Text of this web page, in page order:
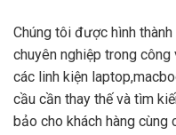
Chúng tôi được hình
chuyên nghiệp trong
các linh kiện
cầu cần thay thế và tìm
bảo cho khách hàng cùng